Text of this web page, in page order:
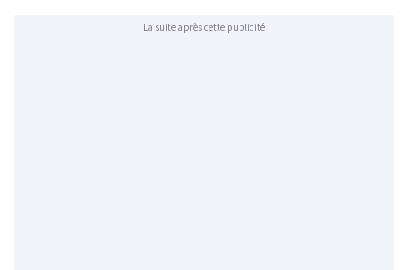
La suite après cette publicité